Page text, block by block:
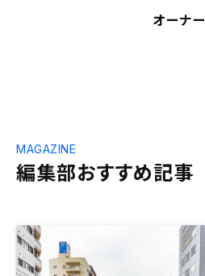
オーナ
編集部おすすめ記事
MAGAZINE